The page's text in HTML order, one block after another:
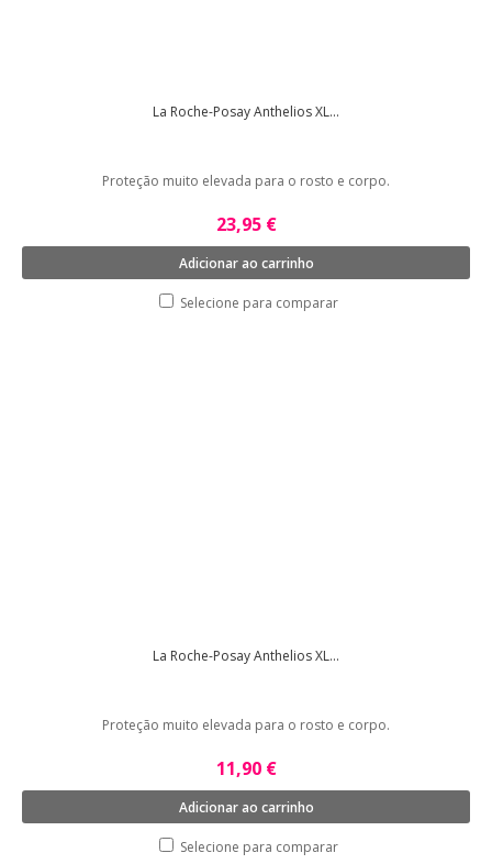
La Roche-Posay Anthelios XL...
Proteção muito elevada para o rosto e corpo.
23,95 €
Adicionar ao carrinho
Selecione para comparar
La Roche-Posay Anthelios XL...
Proteção muito elevada para o rosto e corpo.
11,90 €
Adicionar ao carrinho
Selecione para comparar